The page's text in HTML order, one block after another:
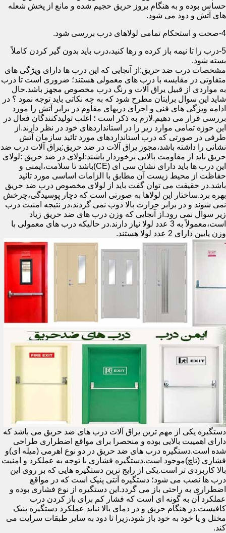
حساس بوده و به هنگام بروز حریق حجیم شده و مانع از پخش شعله
های آتش و دود می شود.
4-صحت و استحکام تمامی لولاهای درب بررسی شود.
5-درب را تا نیمه باز کرده و رها کنید،درب باید بدون گیر کردن کاملاً
بسته شود.
مشخصات درب ضد حریق:از آنجایی که این درب ها دارای ویژگی های
متفاوتی در مقایسه با درب های معمولی هستند؛ ضروری است تا درب
به مواردی از قبیل یراق آلات و رنگ درب مخصوص مجهز باشد.حال
شاید این سوال برایتان مطرح شود که به چه نکاتی باید توجه نمود ؟ در
ادامه ویژگی های فنی و اجزای دربهای مقاوم در برابر آتش را مورد
بررسی قرار می دهیم.لازم به ذکر است ؛ اغلب تولیدکنندگان فعال در
این حوزه تمامی موارد زیر را در استانداردهای خود در نظر دارند.از
طرفی در صورتی که درب استانداردهای مورد تائید سازمان آتش
نشانی را داشته باشد،مجوز یراق آلات در ضد حریق:یراق آلات درب ضد
حریق باید از مقاومت بالایی برخوردار باشند:لولای در ضد حریق :لولای
این درب ها باید دارای نشان سی ای (CE)باشد تا سلامت،ایمنی و
حفاظت از محیط زیست آن مطابق با الزامات اساسی مورد تائید
باشد.در حقیقت می توان گفت باید از لولای مخصوص درب ضد حریق
بهره برد.ساختار این لولاها به صورتی است که دچار پوسیدگی،چرخش
نمی شوند و در برابر حرارت بالا ذوب نمی گردند،در نتیجه امنیت درب
زیر سوال نمی رود.از آنجایی که وزن درب های ضد حریق زیاد
است،معمولاً به 3 عدد لولا نیاز دارند.در حالیکه درب های معمولی با
وزن پایین دارای 2 عدد لولا هستند.
دستگیره یکی از مهم ترین یراق آلات درب های ضد حریق می باشد که
دارای اهمییت بالایی بوده و منحصرا برای مواقع اضطراری طراحی
شده است.دستگیره درب های ضد حریق در دو نوع اهرمی (میله ای)و
فشاری (تاچ)موجود است.دستگیره فشاری با توجه به عملکرد و امنیت
بالا کاربردی تر است.یکی از رایج ترین دستگیره هایی که بر روی این
درب ها نصب می شود؛ دستگیره آنتی پنیک است که در مواقع
اضطراری به راحتی باز می گردد.این دستگیره از نوع فشاری بوده و
عملکرد آن به گونه ای است که فشار کم برای باز کردن درب
کافیست.در هنگام حریق و در دمای بالا نباید عملکرد دستگیره پنیک
مختل و یا خود به خود باز شود،زیرا تا دود به سایر طبقات سرایت می
کند.